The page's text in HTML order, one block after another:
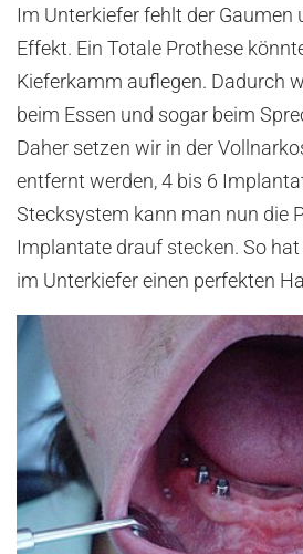
Im Unterkiefer fehlt der Gaumen
Effekt. Ein Totale Prothese
Kieferkamm auflegen. Dadurch
beim Essen und sogar beim
Daher setzen wir in der
entfernt werden, 4 bis 6
Stecksystem kann man nun die
Implantate drauf stecken. So
im Unterkiefer einen perfekten